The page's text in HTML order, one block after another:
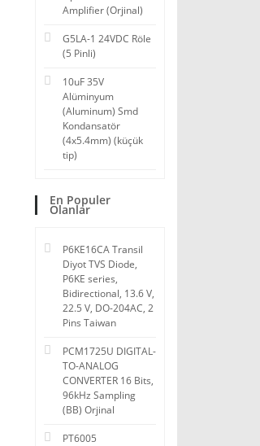
Amplifier (Orjinal)
G5LA-1 24VDC Röle
(5 Pinli)
10uF 35V
Alüminyum
(Aluminum) Smd
Kondansatör
(4x5.4mm) (küçük
tip)
En Populer
Olanlar
P6KE16CA Transil
Diyot TVS Diode,
P6KE series,
Bidirectional, 13.6 V,
22.5 V, DO-204AC, 2
Pins Taiwan
PCM1725U DIGITAL-
TO-ANALOG
CONVERTER 16 Bits,
96kHz Sampling
(BB) Orjinal
PT6005